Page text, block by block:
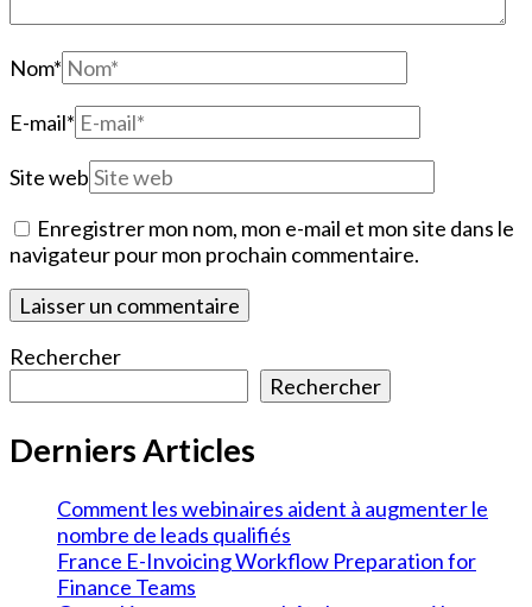
Nom*
E-mail*
Site web
Enregistrer mon nom, mon e-mail et mon site dans le
navigateur pour mon prochain commentaire.
Rechercher
Rechercher
Derniers Articles
Comment les webinaires aident à augmenter le
nombre de leads qualifiés
France E-Invoicing Workflow Preparation for
Finance Teams